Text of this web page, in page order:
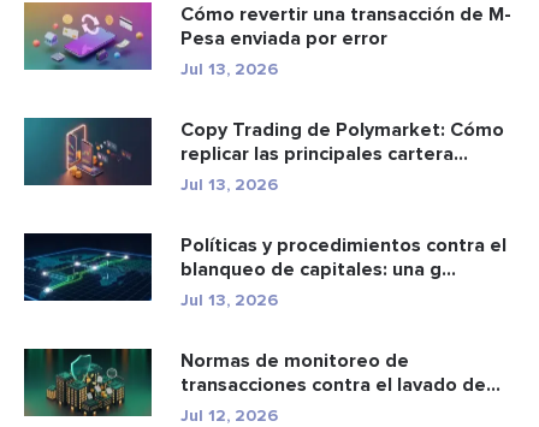
Cómo revertir una transacción de M-
Pesa enviada por error
Jul 13, 2026
Copy Trading de Polymarket: Cómo
replicar las principales cartera...
Jul 13, 2026
Políticas y procedimientos contra el
blanqueo de capitales: una g...
Jul 13, 2026
Normas de monitoreo de
transacciones contra el lavado de
dinero: c...
Jul 12, 2026